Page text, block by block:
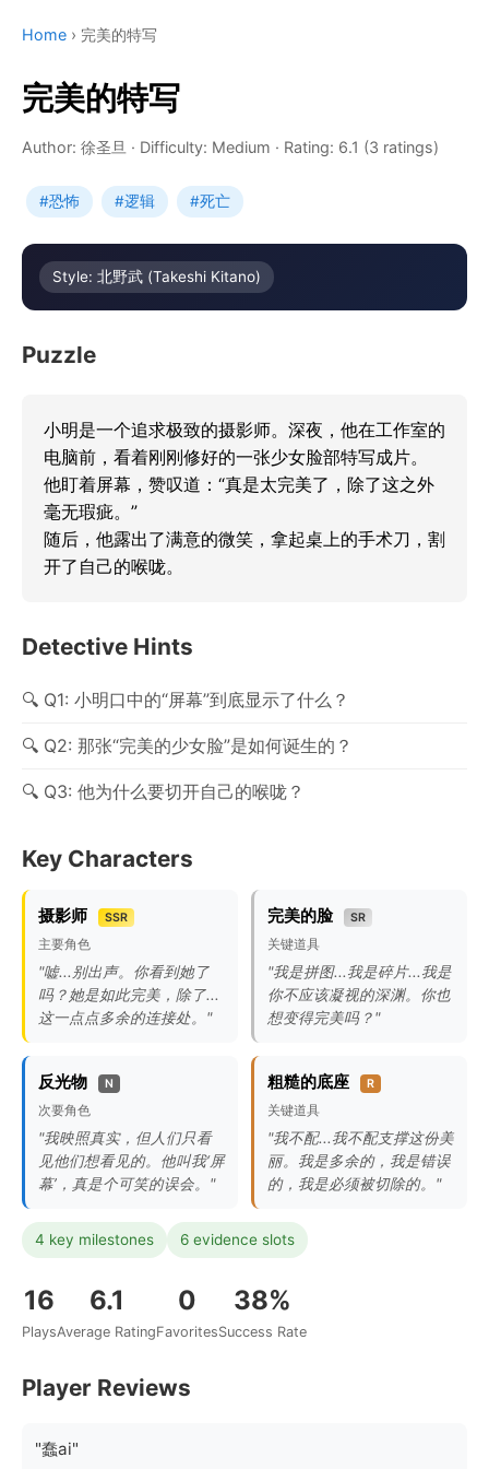
Home › 完美的特写
完美的特写
Author: 徐圣旦 · Difficulty: Medium · Rating: 6.1 (3 ratings)
#恐怖 #逻辑 #死亡
Style: 北野武 (Takeshi Kitano)
Puzzle
小明是一个追求极致的摄影师。深夜，他在工作室的
电脑前，看着刚刚修好的一张少女脸部特写成片。
他盯着屏幕，赞叹道：“真是太完美了，除了这之外
毫无瑕疵。”
随后，他露出了满意的微笑，拿起桌上的手术刀，割
开了自己的喉咙。
Detective Hints
Q1: 小明口中的“屏幕”到底显示了什么？
Q2: 那张“完美的少女脸”是如何诞生的？
Q3: 他为什么要切开自己的喉咙？
Key Characters
摄影师 SSR
主要角色
"嘘...别出声。你看到她了
吗？她是如此完美，除了...
这一点点多余的连接处。"
完美的脸 SR
关键道具
"我是拼图...我是碎片...我是
你不应该凝视的深渊。你也
想变得完美吗？"
反光物 N
次要角色
"我映照真实，但人们只看
见他们想看见的。他叫我‘屏
幕’，真是个可笑的误会。"
粗糙的底座 R
关键道具
"我不配...我不配支撑这份美
丽。我是多余的，我是错误
的，我是必须被切除的。"
4 key milestones 6 evidence slots
16
Plays
6.1
Average Rating
0
Favorites
38%
Success Rate
Player Reviews
"蠢ai"